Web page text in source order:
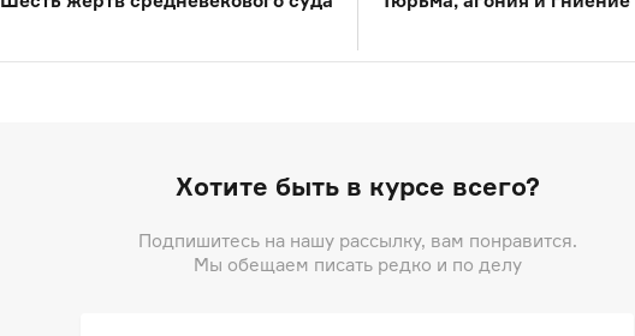
Хотите быть в курсе всего?
Подпишитесь на нашу рассылку, вам понравится.
Мы обещаем писать редко и по делу